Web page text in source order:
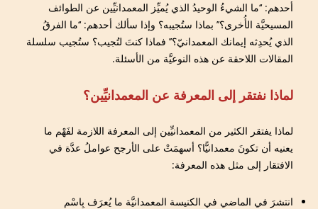
أحدهم: ‘‘ما الشيءُ الوحيدُ الذي يُميِّز المعمدانيِّين عن الطوائف
المسيحيَّة الأُخرى؟’’ بماذا ستُجيبه؟ وإذا سألك أحدهم: ‘‘ما الفرقُ
الذي يُحدِثه إيمانك المعمدانيّ؟’’ فماذا كنتَ لتُجيب؟ ستُجيب سلسلة
المقالات اللاحقة عن هذه النوعيَّة من الأسئلة.
لماذا نفتقر إلى المعرفة عن المعمدانيِّين؟
لماذا يفتقر الكثير من المعمدانيِّين إلى المعرفة اللازمة لفَهْم ما
يعنيه أن تكونَ معمدانيًّا؟ أسهمَتْ على الأرجح عواملُ عدَّة في
الافتقار إلى مثل هذه المعرفة:
انتشرَ في الماضي في الكنيسة المعمدانيَّة ما يُعرَف بِاسْم